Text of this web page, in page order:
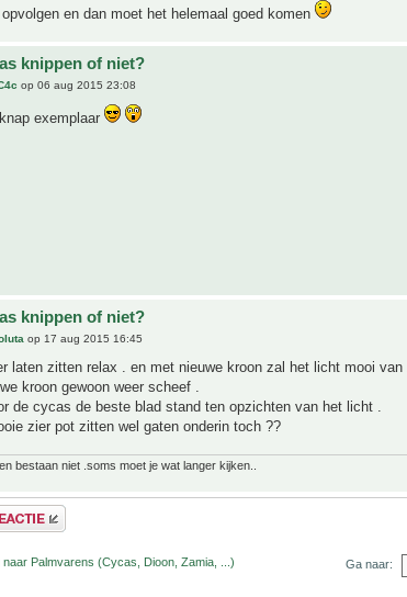
en dan moet het helemaal goed komen
knippen of niet?
op 06 aug 2015 23:08
exemplaar
knippen of niet?
op 17 aug 2015 16:45
laten zitten relax . en met nieuwe kroon zal het licht mooi van
kroon gewoon weer scheef .
de cycas de beste blad stand ten opzichten van het licht .
zier pot zitten wel gaten onderin toch ??
bestaan niet .soms moet je wat langer kijken..
naar Palmvarens (Cycas, Dioon, Zamia, ...) Ga naar: